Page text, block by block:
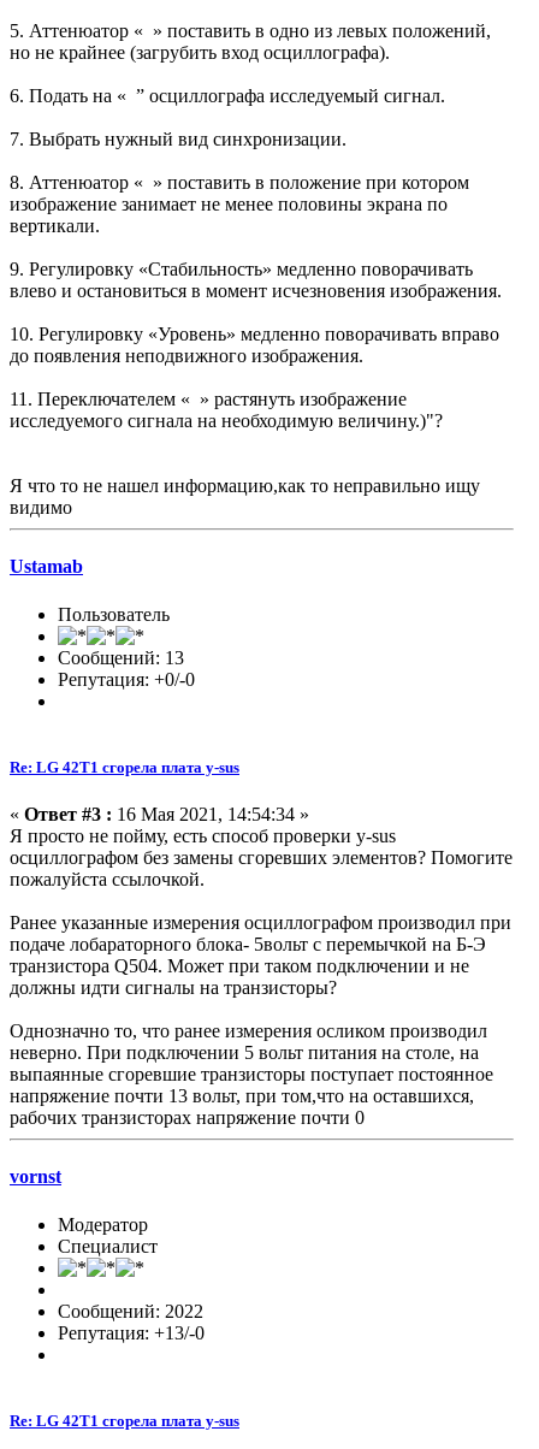
5. Аттенюатор « » поставить в одно из левых положений,
но не крайнее (загрубить вход осциллографа).
6. Подать на « ” осциллографа исследуемый сигнал.
7. Выбрать нужный вид синхронизации.
8. Аттенюатор « » поставить в положение при котором
изображение занимает не менее половины экрана по
вертикали.
9. Регулировку «Стабильность» медленно поворачивать
влево и остановиться в момент исчезновения изображения.
10. Регулировку «Уровень» медленно поворачивать вправо
до появления неподвижного изображения.
11. Переключателем « » растянуть изображение
исследуемого сигнала на необходимую величину.)"?
Я что то не нашел информацию,как то неправильно ищу
видимо
Ustamab
Пользователь
Сообщений: 13
Репутация: +0/-0
Re: LG 42T1 сгорела плата y-sus
« Ответ #3 : 16 Мая 2021, 14:54:34 »
Я просто не пойму, есть способ проверки y-sus
осциллографом без замены сгоревших элементов? Помогите
пожалуйста ссылочкой.
Ранее указанные измерения осциллографом производил при
подаче лобараторного блока- 5вольт с перемычкой на Б-Э
транзистора Q504. Может при таком подключении и не
должны идти сигналы на транзисторы?
Однозначно то, что ранее измерения осликом производил
неверно. При подключении 5 вольт питания на столе, на
выпаянные сгоревшие транзисторы поступает постоянное
напряжение почти 13 вольт, при том,что на оставшихся,
рабочих транзисторах напряжение почти 0
vornst
Модератор
Специалист
Сообщений: 2022
Репутация: +13/-0
Re: LG 42T1 сгорела плата y-sus